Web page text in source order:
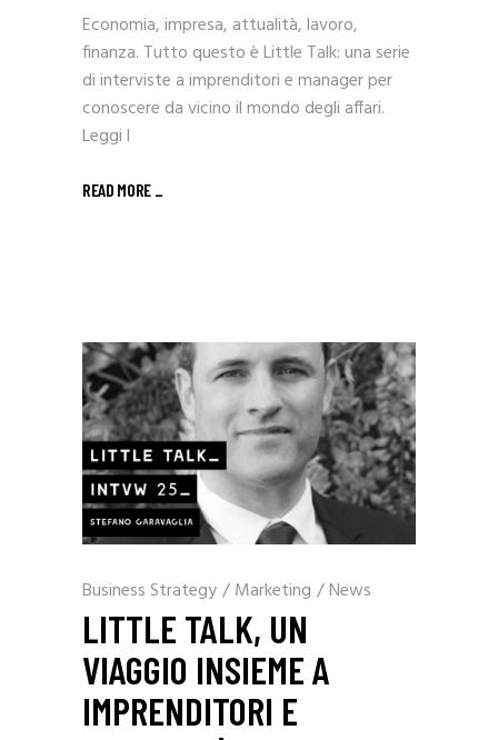
Economia, impresa, attualità, lavoro,
finanza. Tutto questo è Little Talk: una serie
di interviste a imprenditori e manager per
conoscere da vicino il mondo degli affari.
Leggi l
READ MORE _
Business Strategy/ Marketing /News
LITTLE TALK, UN
VIAGGIO INSIEME A
IMPRENDITORI E